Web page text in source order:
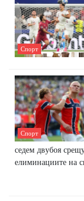
Спорт
Спорт
седем двубоя
елиминациите на